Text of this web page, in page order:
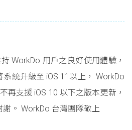
WorkDo 用戶之良好使用體驗，
系統升級至 iOS 11以上， WorkDo
再支援 iOS 10 以下之版本更新，
。 WorkDo 台灣團隊敬上